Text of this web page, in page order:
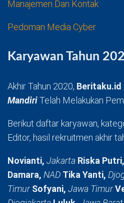
Manajemen Dan Kontak
Pedoman Media Cyber
Karyawan Tahun
Akhir Tahun 2020, Beritaku.id
MandiriTelah Melakukan
Berikut daftar karyawan,
Editor, hasil rekruitmen akhir
Novianti, Jakarta Riska Putri,
Damara, NAD Tika Yanti,
TimurSofyani, Jawa Timur